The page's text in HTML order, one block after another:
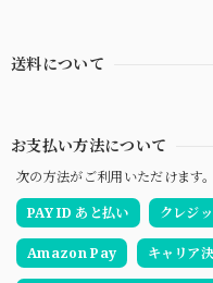
送料について
お支払い方法について
次の方法がご利用いただけます。
PAY ID あと払い
クレジ
Amazon Pay キャリア